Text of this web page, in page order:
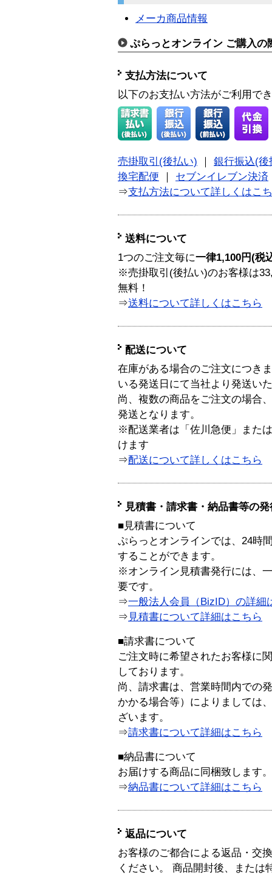
メーカ商品情報
ぷらっとオンライン ご購入の
支払方法について
以下のお支払い方法がご利用で
売掛取引(後払い)
銀行振込(後
換宅配便
セブンイレブン決済
⇒支払方法について詳しくはこ
送料について
1つのご注文毎に一律1,100円(税
※売掛取引(後払い)のお客様は
無料！
⇒送料について詳しくはこちら
配送について
在庫がある場合のご注文につき
いる発送日にて当社より発送い
尚、複数の商品をご注文の場合
発送となります。
※配送業者は「佐川急便」また
けます
⇒配送について詳しくはこちら
見積書・請求書・納品書等の
■見積書について
ぷらっとオンラインでは、24時
することができます。
※オンライン見積書発行には、
要です。
⇒一般法人会員（BizID）の詳細
⇒ 見積書について詳細はこちら
■請求書について
ご注文時に希望されたお客様に
しております。
尚、請求書は、営業時間内での
かかる場合等）によりましては
ざいます。
⇒請求書について詳細はこちら
■納品書について
お届けする商品に同梱致します。
⇒納品書について詳細はこちら
返品について
お客様のご都合による返品・交
ください。 商品開封後、または